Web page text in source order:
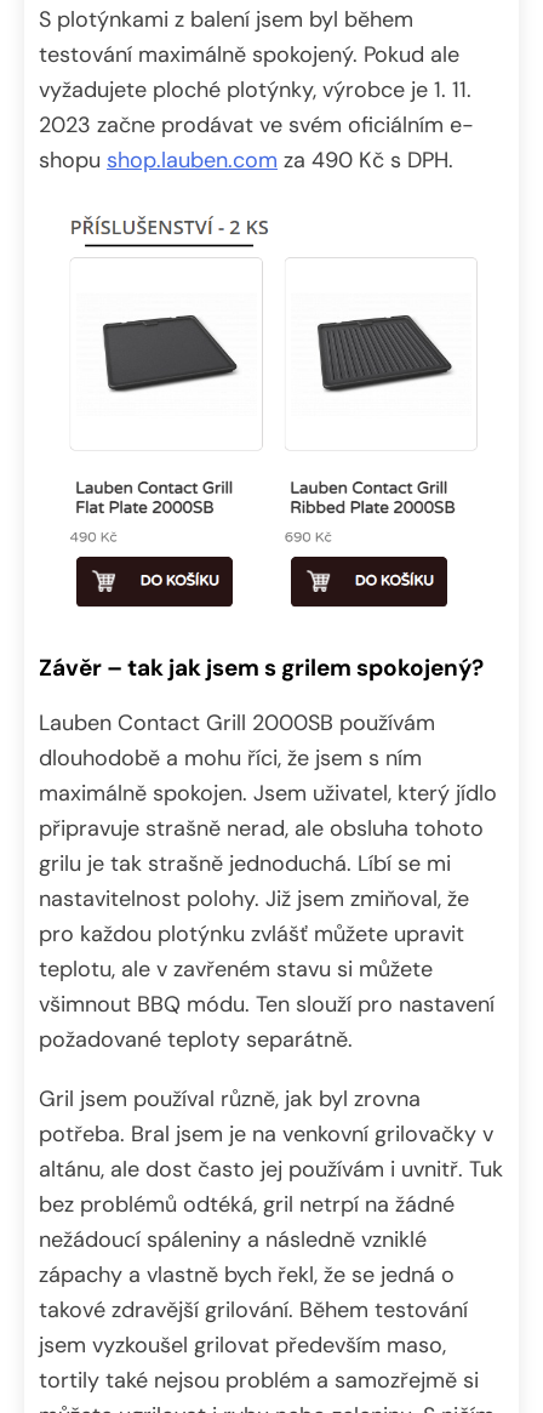
S plotýnkami z balení jsem byl během
testování maximálně spokojený. Pokud ale
vyžadujete ploché plotýnky, výrobce je 1. 11.
2023 začne prodávat ve svém oficiálním e-
shopu shop.lauben.com za 490 Kč s DPH.
Závěr – tak jak jsem s grilem spokojený?
Lauben Contact Grill 2000SB používám
dlouhodobě a mohu říci, že jsem s ním
maximálně spokojen. Jsem uživatel, který jídlo
připravuje strašně nerad, ale obsluha tohoto
grilu je tak strašně jednoduchá. Líbí se mi
nastavitelnost polohy. Již jsem zmiňoval, že
pro každou plotýnku zvlášť můžete upravit
teplotu, ale v zavřeném stavu si můžete
všimnout BBQ módu. Ten slouží pro nastavení
požadované teploty separátně.
Gril jsem používal různě, jak byl zrovna
potřeba. Bral jsem je na venkovní grilovačky v
altánu, ale dost často jej používám i uvnitř. Tuk
bez problémů odtéká, gril netrpí na žádné
nežádoucí spáleniny a následně vzniklé
zápachy a vlastně bych řekl, že se jedná o
takové zdravější grilování. Během testování
jsem vyzkoušel grilovat především maso,
tortily také nejsou problém a samozřejmě si